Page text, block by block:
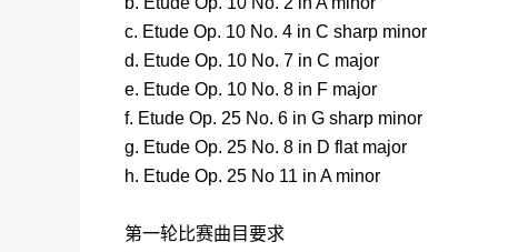
c. Etude Op. 10 No. 4 in C sharp minor
d. Etude Op. 10 No. 7 in C major
e. Etude Op. 10 No. 8 in F major
f. Etude Op. 25 No. 6 in G sharp minor
g. Etude Op. 25 No. 8 in D flat major
h. Etude Op. 25 No 11 in A minor
第一轮比赛曲目要求